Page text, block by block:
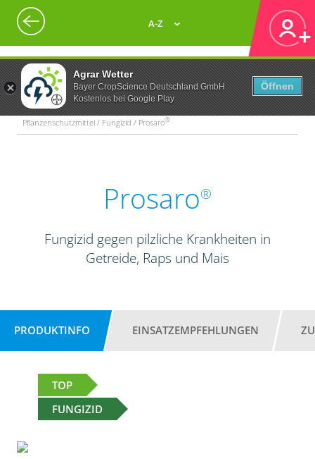
Agrar Wetter
Bayer CropScience Deutschland GmbH
Kostenlos bei Google Play
Öffnen
A-Z
Pflanzenschutzmittel / Fungizid / Prosaro®
Prosaro®
Fungizid gegen pilzliche Krankheiten in
Getreide, Raps und Mais
PRODUKTINFO EINSATZEMPFEHLUNGEN
TOP
FUNGIZID